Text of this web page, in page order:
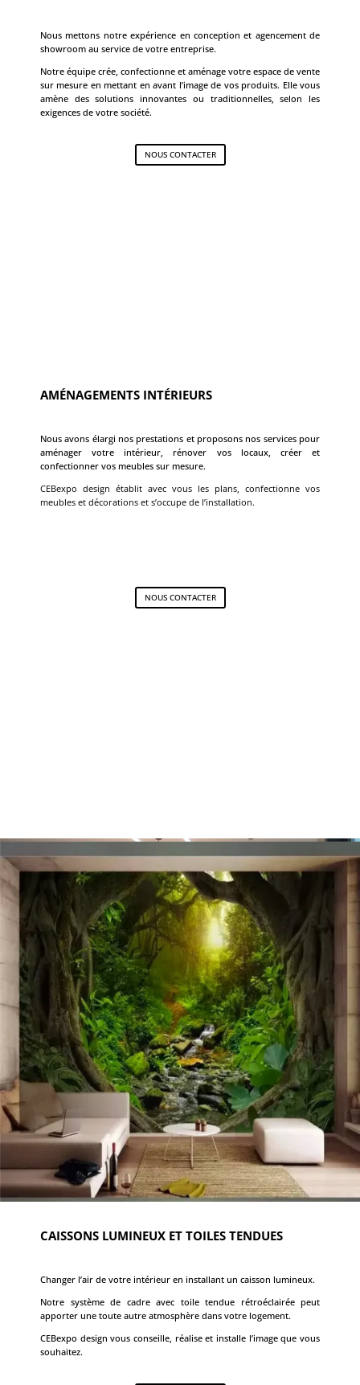
Nous mettons notre expérience en conception et agencement de
showroom au service de votre entreprise.
Notre équipe crée, confectionne et aménage votre espace de vente
sur mesure en mettant en avant l’image de vos produits. Elle vous
amène des solutions innovantes ou traditionnelles, selon les
exigences de votre société.
NOUS CONTACTER
AMÉNAGEMENTS INTÉRIEURS
Nous avons élargi nos prestations et proposons nos services pour
aménager votre intérieur, rénover vos locaux, créer et
confectionner vos meubles sur mesure.
CEBexpo design établit avec vous les plans, confectionne vos
meubles et décorations et s’occupe de l’installation.
NOUS CONTACTER
CAISSONS LUMINEUX ET TOILES TENDUES
Changer l’air de votre intérieur en installant un caisson lumineux.
Notre système de cadre avec toile tendue rétroéclairée peut
apporter une toute autre atmosphère dans votre logement.
CEBexpo design vous conseille, réalise et installe l’image que vous
souhaitez.